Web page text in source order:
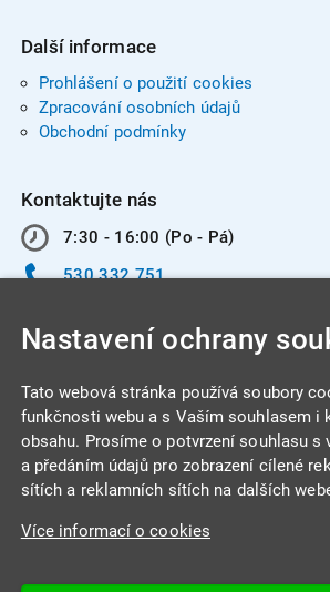
Další informace
Prohlášení o použití cookies
Zpracování osobních údajů
Obchodní podmínky
Kontaktujte nás
7:30 - 16:00 (Po - Pá)
530 332 751
INTEGRA CENTRUM s.r.o.
Jabloňová 662/7
Nastavení ochrany
Tato webová stránka používá soubory
funkčnosti webu a s Vaším souhlasem i
obsahu. Prosíme o potvrzení souhlasu s
a předáním údajů pro zobrazení cílené
sítích a reklamních sítích na dalších
Více informací o cookies